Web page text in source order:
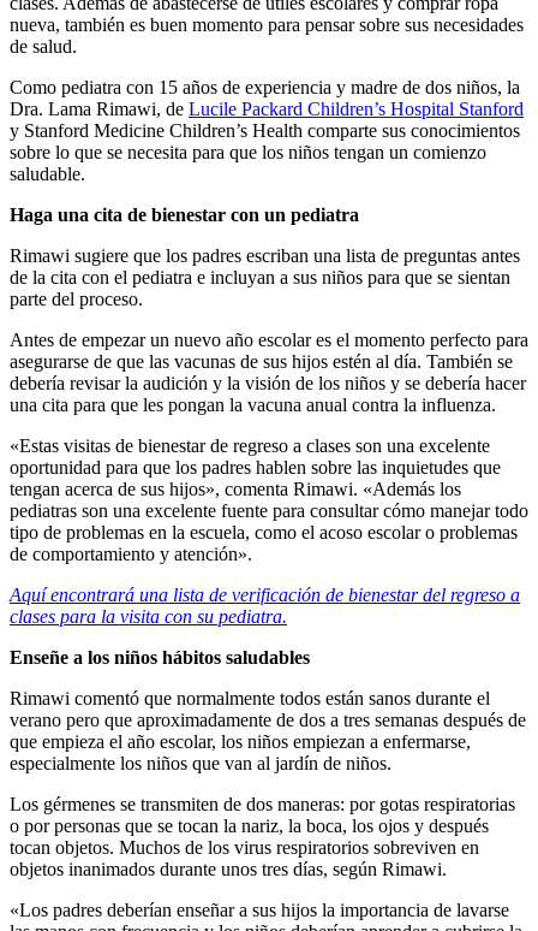
nueva, también es buen momento para pensar sobre sus necesidades
de salud.
Como pediatra con 15 años de experiencia y madre de dos niños, la
Dra. Lama Rimawi, de Lucile Packard Children’s Hospital Stanford
y Stanford Medicine Children’s Health comparte sus conocimientos
sobre lo que se necesita para que los niños tengan un comienzo
saludable.
Haga una cita de bienestar con un pediatra
Rimawi sugiere que los padres escriban una lista de preguntas antes
de la cita con el pediatra e incluyan a sus niños para que se sientan
parte del proceso.
Antes de empezar un nuevo año escolar es el momento perfecto para
asegurarse de que las vacunas de sus hijos estén al día. También se
debería revisar la audición y la visión de los niños y se debería hacer
una cita para que les pongan la vacuna anual contra la influenza.
«Estas visitas de bienestar de regreso a clases son una excelente
oportunidad para que los padres hablen sobre las inquietudes que
tengan acerca de sus hijos», comenta Rimawi. «Además los
pediatras son una excelente fuente para consultar cómo manejar todo
tipo de problemas en la escuela, como el acoso escolar o problemas
de comportamiento y atención».
Aquí encontrará una lista de verificación de bienestar del regreso a
clases para la visita con su pediatra.
Enseñe a los niños hábitos saludables
Rimawi comentó que normalmente todos están sanos durante el
verano pero que aproximadamente de dos a tres semanas después de
que empieza el año escolar, los niños empiezan a enfermarse,
especialmente los niños que van al jardín de niños.
Los gérmenes se transmiten de dos maneras: por gotas respiratorias
o por personas que se tocan la nariz, la boca, los ojos y después
tocan objetos. Muchos de los virus respiratorios sobreviven en
objetos inanimados durante unos tres días, según Rimawi.
«Los padres deberían enseñar a sus hijos la importancia de lavarse